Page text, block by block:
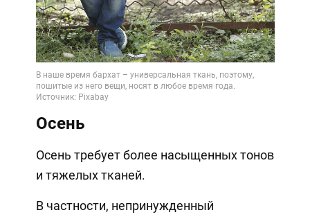
Осень
Осень требует более насыщенных тонов
и тяжелых тканей.
В частности, непринужденный